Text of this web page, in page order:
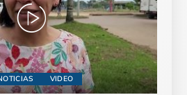
VIDEO